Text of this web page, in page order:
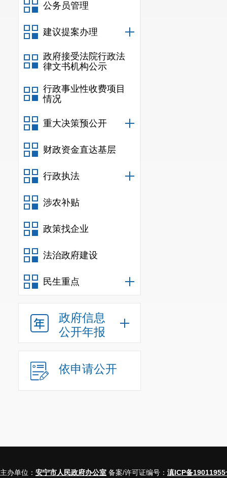
公务员管理
建议提案办理
政府接受法院行政法
律文书机构公示
行政事业性收费项目
情况
重大决策预公开
财政资金直达基层
行政执法
涉农补贴
政策找企业
法治政府建设
民生重点
政府信息
公开年报
依申请公开
主办单位： 安宁市人民政府办公室 备案/许可证编号： 滇ICP备